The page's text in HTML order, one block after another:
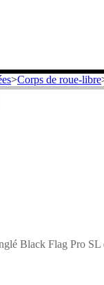
>Corps de roue-libre
Black Flag Pro